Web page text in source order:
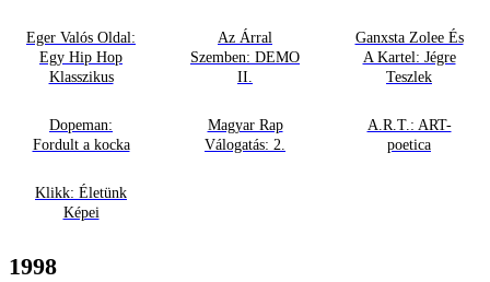
Eger Valós Oldal:
Egy Hip Hop
Klasszikus
Az Árral
Szemben: DEMO
II.
Ganxsta Zolee És
A Kartel: Jégre
Teszlek
Dopeman:
Fordult a kocka
Magyar Rap
Válogatás: 2.
A.R.T.: ART-
poetica
Klikk: Életünk
Képei
1998